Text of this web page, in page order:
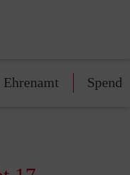
Ehrenamt